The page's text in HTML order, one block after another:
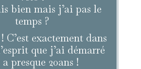
bien mais j’ai pas le
temps ?
C’est exactement dans
que j’ai démarré
presque 20ans !